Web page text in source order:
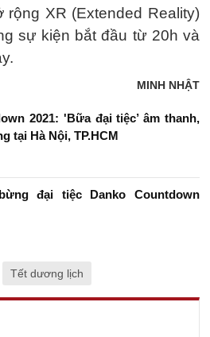
XR (Extended Reality)
sự kiện bắt đầu từ 20h và
MINH NHẬT
2021: 'Bữa đại tiệc’ âm thanh,
tại Hà Nội, TP.HCM
đại tiệc Danko Countdown
Tết dương lịch